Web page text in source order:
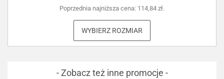
Poprzednia najniższa cena: 114,84 zł.
WYBIERZ ROZMIAR
- Zobacz też inne promocje -